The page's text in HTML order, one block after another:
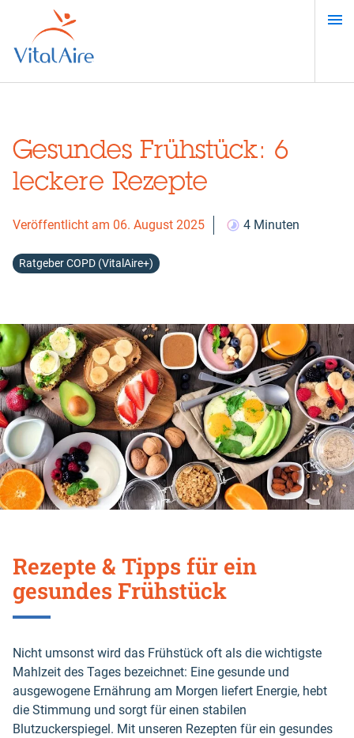
Inhalt
Gesundes Frühstück: 6
leckere Rezepte
Veröffentlicht am 06. August 2025 4 Minuten
Ratgeber COPD (VitalAire+)
Rezepte & Tipps für ein
gesundes Frühstück
Nicht umsonst wird das Frühstück oft als die wichtigste
Mahlzeit des Tages bezeichnet: Eine gesunde und
ausgewogene Ernährung am Morgen liefert Energie, hebt
die Stimmung und sorgt für einen stabilen
Blutzuckerspiegel. Mit unseren Rezepten für ein gesundes